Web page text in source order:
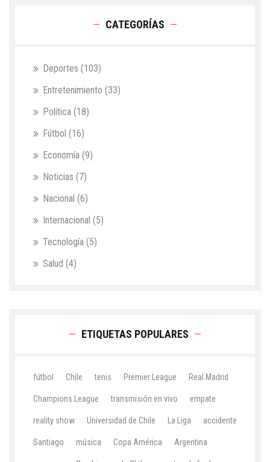
CATEGORÍAS
Deportes (103)
Entretenimiento (33)
Política (18)
Fútbol (16)
Economía (9)
Noticias (7)
Nacional (6)
Internacional (5)
Tecnología (5)
Salud (4)
ETIQUETAS POPULARES
fútbol Chile tenis Premier League Real Madrid
Champions League transmisión en vivo empate
reality show Universidad de Chile La Liga accidente
Santiago música Copa América Argentina